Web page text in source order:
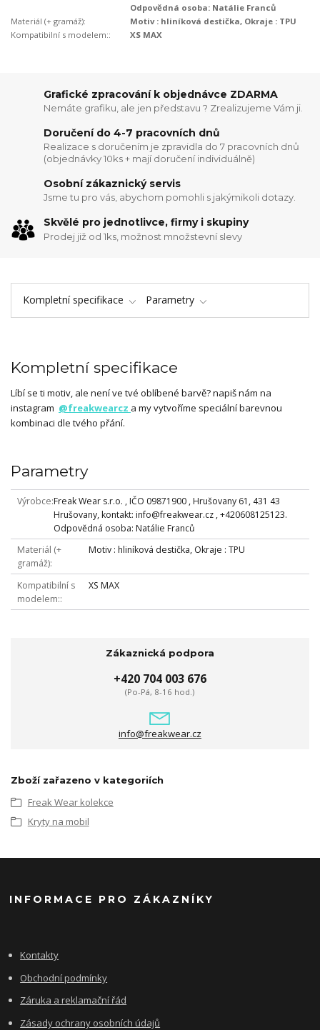
Odpovědná osoba: Natálie Franců
Materiál (+ gramáž):
Motiv : hliníková destička, Okraje : TPU
Kompatibilní s modelem::
XS MAX
Grafické zpracování k objednávce ZDARMA
Nemáte grafiku, ale jen představu ? Zrealizujeme Vám ji.
Doručení do 4-7 pracovních dnů
Realizace s doručením je zpravidla do 7 pracovních dnů
(objednávky 10ks + mají doručení individuálně)
Osobní zákaznický servis
Jsme tu pro vás, abychom pomohli s jakýmikoli dotazy.
Skvělé pro jednotlivce, firmy i skupiny
Prodej již od 1ks, možnost množstevní slevy
Kompletní specifikace Parametry
Kompletní specifikace
Líbí se ti motiv, ale není ve tvé oblíbené barvě? napiš nám na
instagram @freakwearcz a my vytvoříme speciální barevnou
kombinaci dle tvého přání.
Parametry
Výrobce Freak Wear s.r.o. , IČO 09871900 , Hrušovany 61, 431 43
Hrušovany, kontakt: info@freakwear.cz , +420608125123.
Odpovědná osoba: Natálie Franců
Materiál (+
gramáž)
Motiv : hliníková destička, Okraje : TPU
Kompatibilní s
modelem:
XS MAX
Zákaznická podpora
+420 704 003 676
(Po-Pá, 8-16 hod.)
info@freakwear.cz
Zboží zařazeno v kategoriích
Freak Wear kolekce
Kryty na mobil
INFORMACE PRO ZÁKAZNÍKY
Kontakty
Obchodní podmínky
Záruka a reklamační řád
Zásady ochrany osobních údajů